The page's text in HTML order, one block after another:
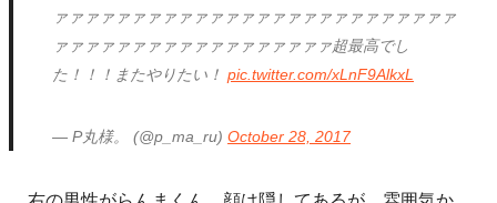
ァァァァァァァァァァァァァァァァァァァァァァァァァァ
ァァァァァァァァァァァァァァァァァァ超最高でし
た！！！またやりたい！pic.twitter.com/xLnF9AlkxL
— P丸様。 (@p_ma_ru)October 28, 2017